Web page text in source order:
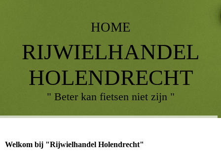
HOME
RIJWIELHANDEL
HOLENDRECHT
" Beter kan fietsen niet zijn "
Welkom bij "Rijwielhandel Holendrecht"